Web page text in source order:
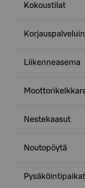
Kokoustilat
Liikenneasema
Nestekaasut
Noutopöytä